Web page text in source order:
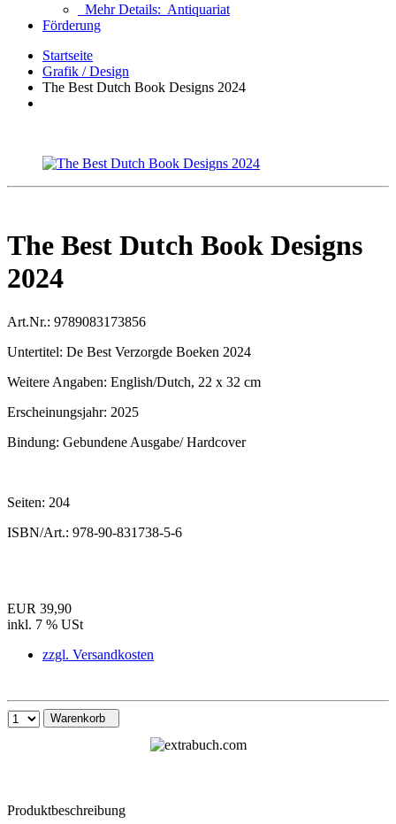
Mehr Details: Antiquariat
Förderung
Startseite
Grafik / Design
The Best Dutch Book Designs 2024
The Best Dutch Book Designs
2024
Art.Nr.: 9789083173856
Untertitel: De Best Verzorgde Boeken 2024
Weitere Angaben: English/Dutch, 22 x 32 cm
Erscheinungsjahr: 2025
Bindung: Gebundene Ausgabe/ Hardcover
Seiten: 204
ISBN/Art.: 978-90-831738-5-6
EUR 39,90
inkl. 7 % USt
zzgl. Versandkosten
Warenkorb
Produktbeschreibung